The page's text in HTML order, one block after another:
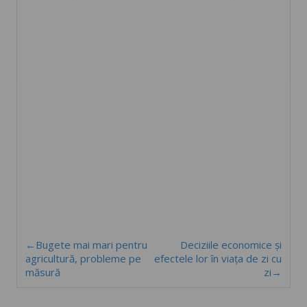
←Bugete mai mari pentru
agricultură, probleme pe
măsură
Deciziile economice şi
efectele lor în viaţa de zi cu
zi→